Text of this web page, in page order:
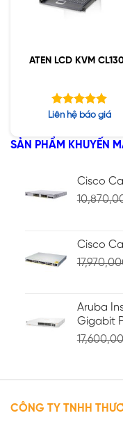
ATEN LCD KVM
Được xếp
5 sao
Liên hệ báo giá
SẢN PHẨM KHUYẾN
Cisco
Cisco
Aruba
Gigabit
CÔNG TY TNHH